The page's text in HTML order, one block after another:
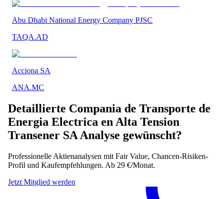
Abu Dhabi National Energy Company PJSC
TAQA.AD
Acciona SA
ANA.MC
Detaillierte Compania de Transporte de
Energia Electrica en Alta Tension
Transener SA Analyse gewünscht?
Professionelle Aktienanalysen mit Fair Value, Chancen-Risiken-
Profil und Kaufempfehlungen. Ab 29 €/Monat.
Jetzt Mitglied werden